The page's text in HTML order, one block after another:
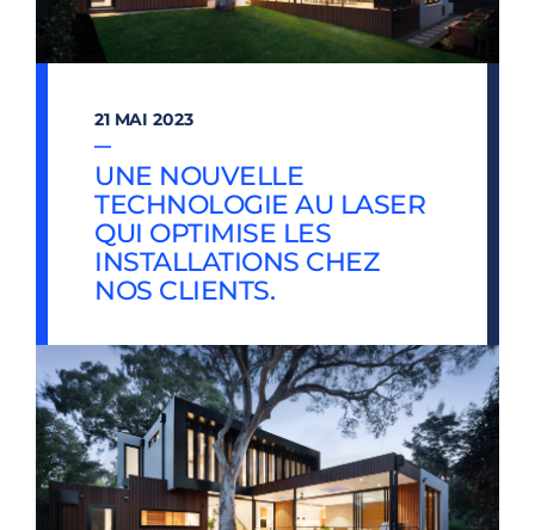
21 MAI 2023
—
UNE NOUVELLE
TECHNOLOGIE AU LASER
QUI OPTIMISE LES
INSTALLATIONS CHEZ
NOS CLIENTS.